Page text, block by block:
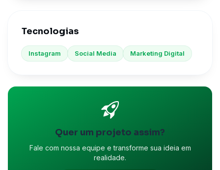
Tecnologias
Instagram Social Media Marketing Digital
Quer um projeto assim?
Fale com nossa equipe e transforme sua ideia em
realidade.